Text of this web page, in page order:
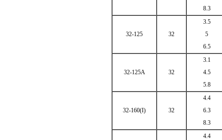
8.3
32-125 32
3.5
5
6.5
32-125A 32
3.1
4.5
5.8
32-160(I) 32
4.4
6.3
8.3
4.4